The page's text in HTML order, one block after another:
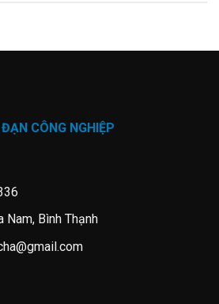
CÔNG NGHIỆP
Nam, Bình Thạnh